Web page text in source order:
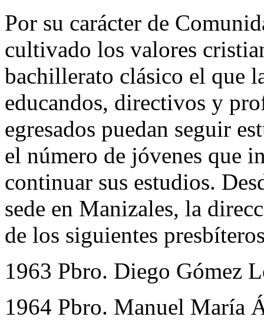
Por su carácter de
cultivado los valores
bachillerato clásico el que
educandos, directivos y
egresados puedan seguir
el número de jóvenes que
continuar sus estudios.
sede en Manizales, la
de los siguientes
1963 Pbro. Diego Gómez
1964 Pbro. Manuel María